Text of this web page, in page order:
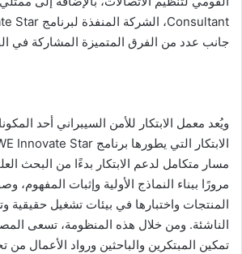
جانب عدد من الفرق المتميزة المشاركة في
ويُعد معمل الابتكار للأمن السيبراني أحد
مسار متكامل لدعم الابتكار بدءًا من البحث
مرورًا ببناء النماذج الأولية وإثبات المفهوم،
المنتجات واختبارها في بيئات تشغيل حقيقية
الناشئة. ومن خلال هذه المنظومة، تسعى
تمكين المبتكرين والباحثين ورواد الأعمال من